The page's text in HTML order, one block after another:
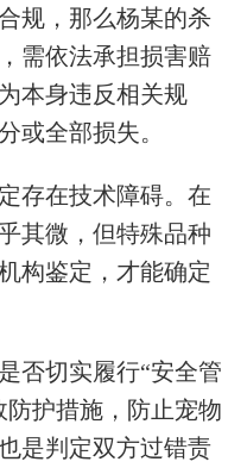
规，那么杨某的杀
需依法承担损害赔
本身违反相关规
或全部损失。
存在技术障碍。在
其微，但特殊品种
构鉴定，才能确定
否切实履行“安全管
护措施，防止宠物
是判定双方过错责